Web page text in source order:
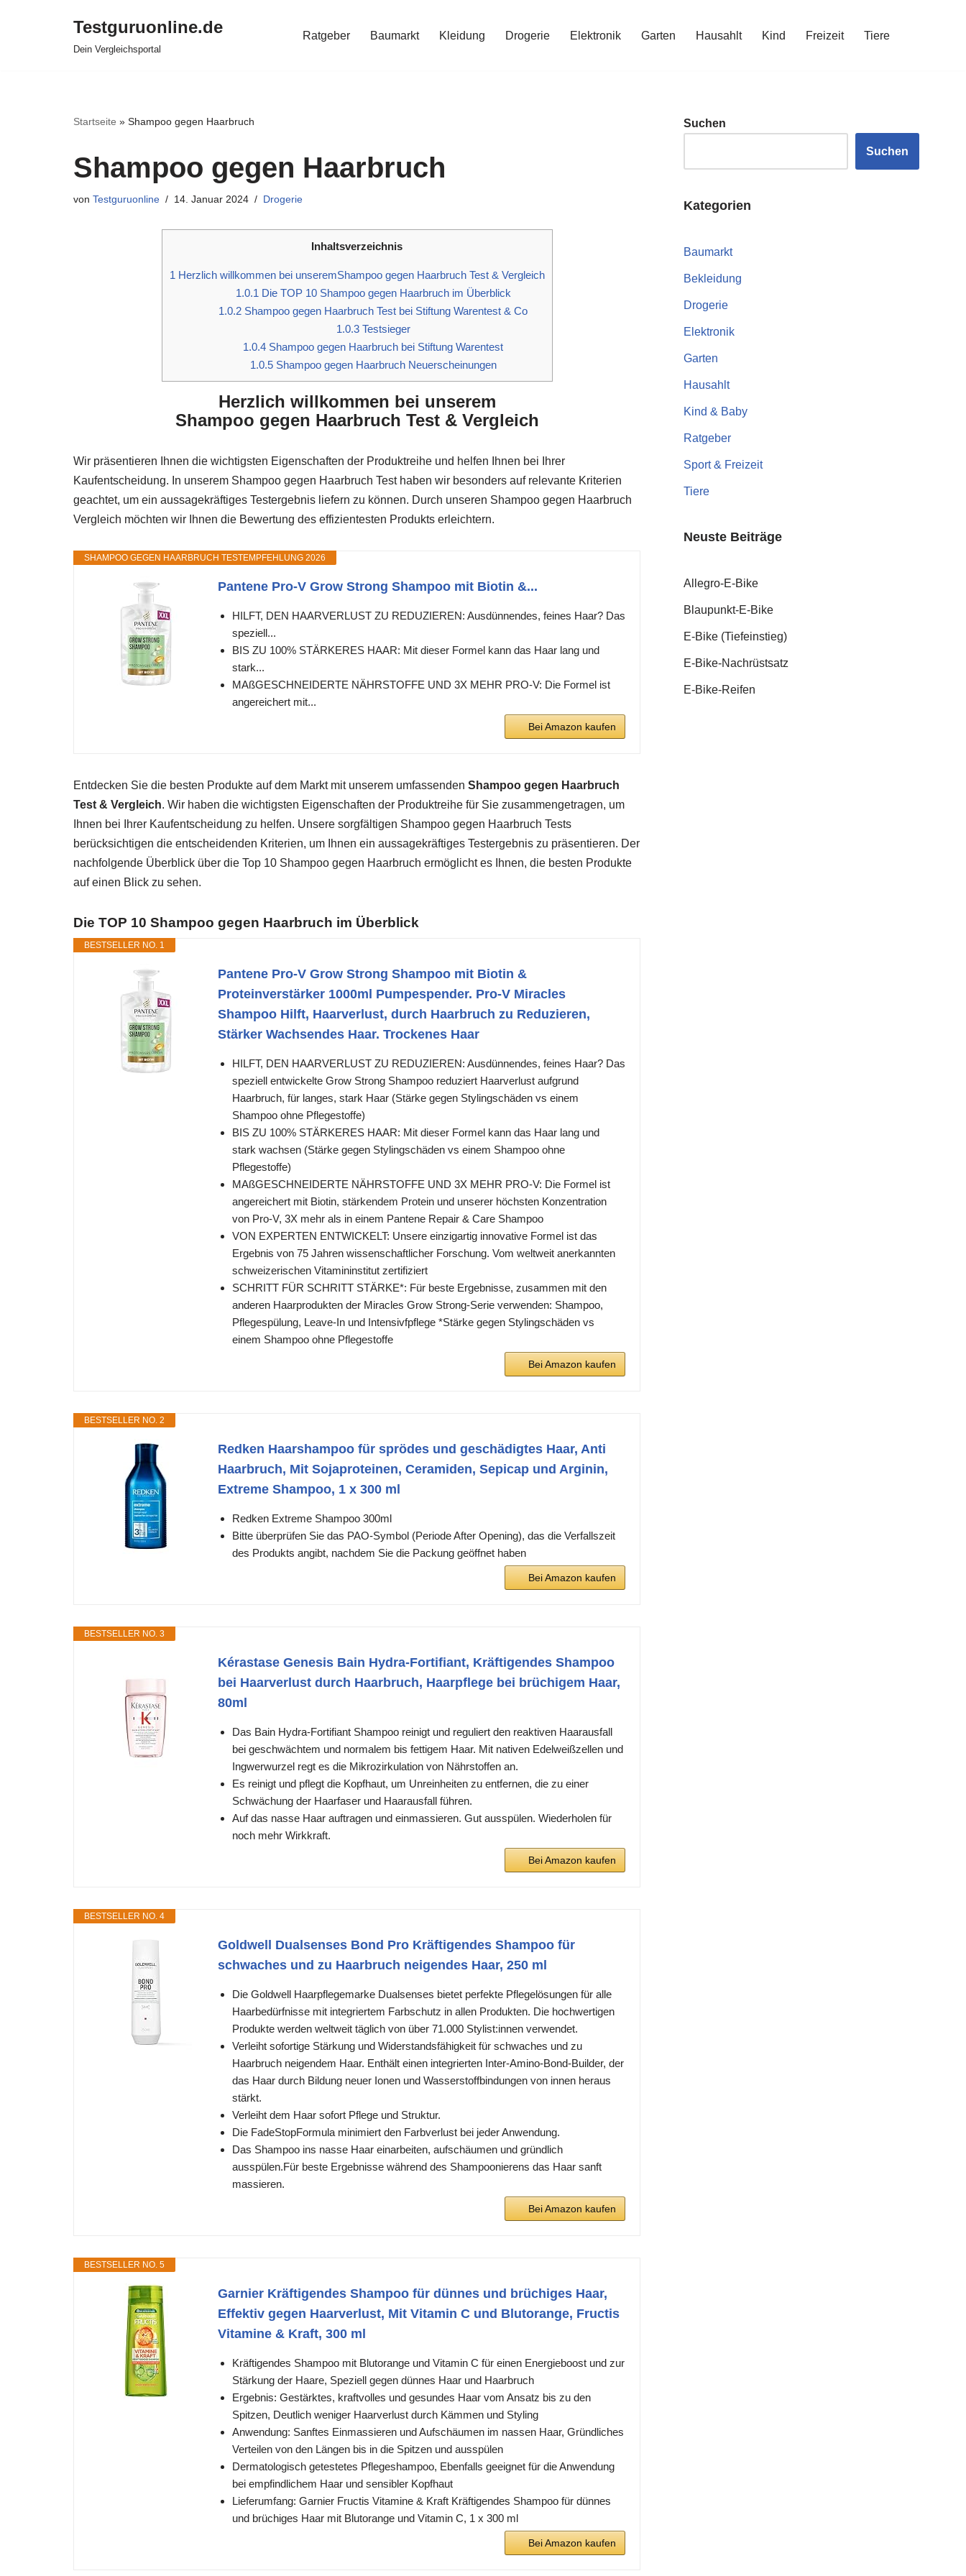
Testguruonline.de
Dein Vergleichsportal
Ratgeber Baumarkt Kleidung Drogerie Elektronik Garten Hausahlt Kind Freizeit Tiere
Startseite » Shampoo gegen Haarbruch
Shampoo gegen Haarbruch
von Testguruonline 14. Januar 2024 Drogerie
Inhaltsverzeichnis
1 Herzlich willkommen bei unseremShampoo gegen Haarbruch Test & Vergleich
1.0.1 Die TOP 10 Shampoo gegen Haarbruch im Überblick
1.0.2 Shampoo gegen Haarbruch Test bei Stiftung Warentest & Co
1.0.3Testsieger
1.0.4 Shampoo gegen Haarbruch bei Stiftung Warentest
1.0.5Shampoo gegen Haarbruch Neuerscheinungen
Herzlich willkommen bei unserem
Shampoo gegen Haarbruch Test & Vergleich
Wir präsentieren Ihnen die wichtigsten Eigenschaften der Produktreihe und helfen Ihnen bei Ihrer
Kaufentscheidung. In unserem Shampoo gegen Haarbruch Test haben wir besonders auf relevante Kriterien
geachtet, um ein aussagekräftiges Testergebnis liefern zu können. Durch unseren Shampoo gegen Haarbruch
Vergleich möchten wir Ihnen die Bewertung des effizientesten Produkts erleichtern.
SHAMPOO GEGEN HAARBRUCH TESTEMPFEHLUNG 2026
Pantene Pro-V Grow Strong Shampoo mit Biotin &...
HILFT, DEN HAARVERLUST ZU REDUZIEREN: Ausdünnendes, feines Haar? Das
speziell...
BIS ZU 100% STÄRKERES HAAR: Mit dieser Formel kann das Haar lang und
stark...
MAßGESCHNEIDERTE NÄHRSTOFFE UND 3X MEHR PRO-V: Die Formel ist
angereichert mit...
Bei Amazon kaufen
Entdecken Sie die besten Produkte auf dem Markt mit unserem umfassenden Shampoo gegen Haarbruch
Test & Vergleich. Wir haben die wichtigsten Eigenschaften der Produktreihe für Sie zusammengetragen, um
Ihnen bei Ihrer Kaufentscheidung zu helfen. Unsere sorgfältigen Shampoo gegen Haarbruch Tests
berücksichtigen die entscheidenden Kriterien, um Ihnen ein aussagekräftiges Testergebnis zu präsentieren. Der
nachfolgende Überblick über die Top 10 Shampoo gegen Haarbruch ermöglicht es Ihnen, die besten Produkte
auf einen Blick zu sehen.
Die TOP 10 Shampoo gegen Haarbruch im Überblick
BESTSELLER NO. 1
Pantene Pro-V Grow Strong Shampoo mit Biotin &
Proteinverstärker 1000ml Pumpespender. Pro-V Miracles
Shampoo Hilft, Haarverlust, durch Haarbruch zu Reduzieren,
Stärker Wachsendes Haar. Trockenes Haar
HILFT, DEN HAARVERLUST ZU REDUZIEREN: Ausdünnendes, feines Haar? Das
speziell entwickelte Grow Strong Shampoo reduziert Haarverlust aufgrund
Haarbruch, für langes, stark Haar (Stärke gegen Stylingschäden vs einem
Shampoo ohne Pflegestoffe)
BIS ZU 100% STÄRKERES HAAR: Mit dieser Formel kann das Haar lang und
stark wachsen (Stärke gegen Stylingschäden vs einem Shampoo ohne
Pflegestoffe)
MAßGESCHNEIDERTE NÄHRSTOFFE UND 3X MEHR PRO-V: Die Formel ist
angereichert mit Biotin, stärkendem Protein und unserer höchsten Konzentration
von Pro-V, 3X mehr als in einem Pantene Repair & Care Shampoo
VON EXPERTEN ENTWICKELT: Unsere einzigartig innovative Formel ist das
Ergebnis von 75 Jahren wissenschaftlicher Forschung. Vom weltweit anerkannten
schweizerischen Vitamininstitut zertifiziert
SCHRITT FÜR SCHRITT STÄRKE*: Für beste Ergebnisse, zusammen mit den
anderen Haarprodukten der Miracles Grow Strong-Serie verwenden: Shampoo,
Pflegespülung, Leave-In und Intensivfpflege *Stärke gegen Stylingschäden vs
einem Shampoo ohne Pflegestoffe
Bei Amazon kaufen
BESTSELLER NO. 2
Redken Haarshampoo für sprödes und geschädigtes Haar, Anti
Haarbruch, Mit Sojaproteinen, Ceramiden, Sepicap und Arginin,
Extreme Shampoo, 1 x 300 ml
Redken Extreme Shampoo 300ml
Bitte überprüfen Sie das PAO-Symbol (Periode After Opening), das die Verfallszeit
des Produkts angibt, nachdem Sie die Packung geöffnet haben
Bei Amazon kaufen
BESTSELLER NO. 3
Kérastase Genesis Bain Hydra-Fortifiant, Kräftigendes Shampoo
bei Haarverlust durch Haarbruch, Haarpflege bei brüchigem Haar,
80ml
Das Bain Hydra-Fortifiant Shampoo reinigt und reguliert den reaktiven Haarausfall
bei geschwächtem und normalem bis fettigem Haar. Mit nativen Edelweißzellen und
Ingwerwurzel regt es die Mikrozirkulation von Nährstoffen an.
Es reinigt und pflegt die Kopfhaut, um Unreinheiten zu entfernen, die zu einer
Schwächung der Haarfaser und Haarausfall führen.
Auf das nasse Haar auftragen und einmassieren. Gut ausspülen. Wiederholen für
noch mehr Wirkkraft.
Bei Amazon kaufen
BESTSELLER NO. 4
Goldwell Dualsenses Bond Pro Kräftigendes Shampoo für
schwaches und zu Haarbruch neigendes Haar, 250 ml
Die Goldwell Haarpflegemarke Dualsenses bietet perfekte Pflegelösungen für alle
Haarbedürfnisse mit integriertem Farbschutz in allen Produkten. Die hochwertigen
Produkte werden weltweit täglich von über 71.000 Stylist:innen verwendet.
Verleiht sofortige Stärkung und Widerstandsfähigkeit für schwaches und zu
Haarbruch neigendem Haar. Enthält einen integrierten Inter-Amino-Bond-Builder, der
das Haar durch Bildung neuer Ionen und Wasserstoffbindungen von innen heraus
stärkt.
Verleiht dem Haar sofort Pflege und Struktur.
Die FadeStopFormula minimiert den Farbverlust bei jeder Anwendung.
Das Shampoo ins nasse Haar einarbeiten, aufschäumen und gründlich
ausspülen.Für beste Ergebnisse während des Shampoonierens das Haar sanft
massieren.
Bei Amazon kaufen
BESTSELLER NO. 5
Garnier Kräftigendes Shampoo für dünnes und brüchiges Haar,
Effektiv gegen Haarverlust, Mit Vitamin C und Blutorange, Fructis
Vitamine & Kraft, 300 ml
Kräftigendes Shampoo mit Blutorange und Vitamin C für einen Energieboost und zur
Stärkung der Haare, Speziell gegen dünnes Haar und Haarbruch
Ergebnis: Gestärktes, kraftvolles und gesundes Haar vom Ansatz bis zu den
Spitzen, Deutlich weniger Haarverlust durch Kämmen und Styling
Anwendung: Sanftes Einmassieren und Aufschäumen im nassen Haar, Gründliches
Verteilen von den Längen bis in die Spitzen und ausspülen
Dermatologisch getestetes Pflegeshampoo, Ebenfalls geeignet für die Anwendung
bei empfindlichem Haar und sensibler Kopfhaut
Lieferumfang: Garnier Fructis Vitamine & Kraft Kräftigendes Shampoo für dünnes
und brüchiges Haar mit Blutorange und Vitamin C, 1 x 300 ml
Bei Amazon kaufen
Suchen
Suchen
Kategorien
Baumarkt
Bekleidung
Drogerie
Elektronik
Garten
Hausahlt
Kind & Baby
Ratgeber
Sport & Freizeit
Tiere
Neuste Beiträge
Allegro-E-Bike
Blaupunkt-E-Bike
E-Bike (Tiefeinstieg)
E-Bike-Nachrüstsatz
E-Bike-Reifen